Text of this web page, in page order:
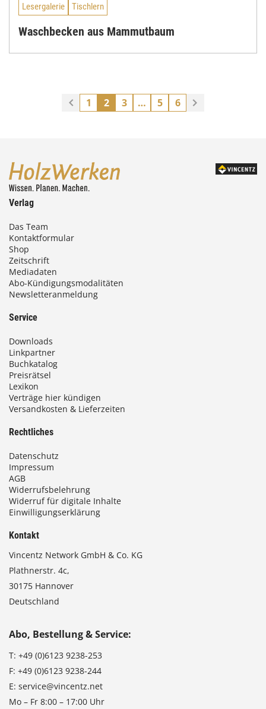
Lesergalerie Tischlern
Waschbecken aus Mammutbaum
1 2 3 … 5 6
Verlag
Das Team
Kontaktformular
Shop
Zeitschrift
Mediadaten
Abo-Kündigungsmodalitäten
Newsletteranmeldung
Service
Downloads
Linkpartner
Buchkatalog
Preisrätsel
Lexikon
Verträge hier kündigen
Versandkosten & Lieferzeiten
Rechtliches
Datenschutz
Impressum
AGB
Widerrufsbelehrung
Widerruf für digitale Inhalte
Einwilligungserklärung
Kontakt
Vincentz Network GmbH & Co. KG
Plathnerstr. 4c,
30175 Hannover
Deutschland
Abo, Bestellung & Service:
T: +49 (0)6123 9238-253
F: +49 (0)6123 9238-244
E: service@vincentz.net
Mo – Fr 8:00 – 17:00 Uhr